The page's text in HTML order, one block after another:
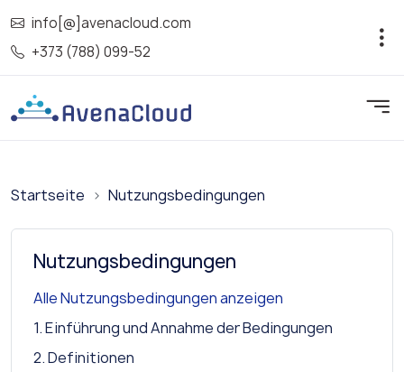
info[@]avenacloud.com
+373 (788) 099-52
Startseite Nutzungsbedingungen
Nutzungsbedingungen
Alle Nutzungsbedingungen anzeigen
1. Einführung und Annahme der Bedingungen
2. Definitionen